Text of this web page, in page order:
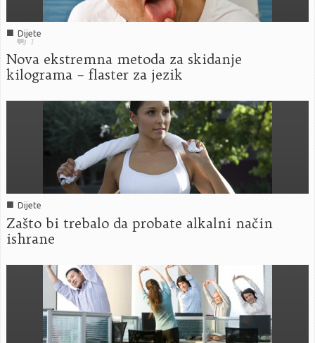
■ Dijete
1
Nova ekstremna metoda za skidanje
kilograma – flaster za jezik
■ Dijete
Zašto bi trebalo da probate alkalni način
ishrane